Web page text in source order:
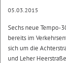
05.03.2015
Sechs neue Tempo-
bereits im
sich um die
und Leher